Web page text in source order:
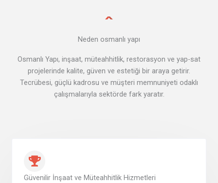
Neden osmanlı yapı
Osmanlı Yapı, inşaat, müteahhitlik, restorasyon ve yap-sat
projelerinde kalite, güven ve estetiği bir araya getirir.
Tecrübesi, güçlü kadrosu ve müşteri memnuniyeti odaklı
çalışmalarıyla sektörde fark yaratır.
Güvenilir İnşaat ve Müteahhitlik Hizmetleri